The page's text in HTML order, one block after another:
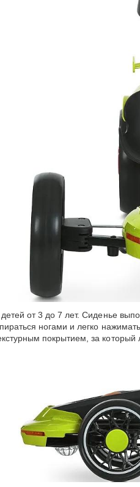
от 3 до 7 лет. Сиденье
ногами и легко
покрытием, за